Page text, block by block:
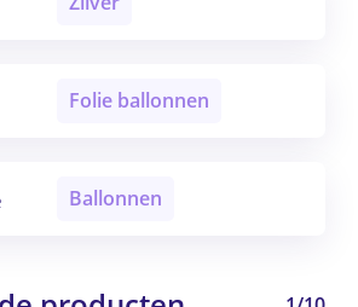
Folie ballonnen
Ballonnen